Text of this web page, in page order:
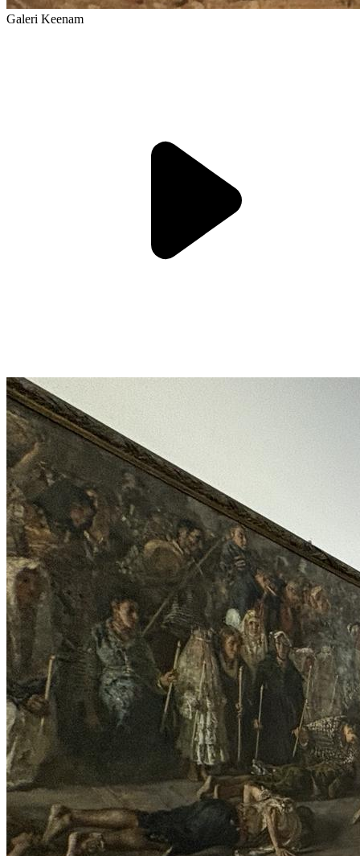
Galeri Keenam